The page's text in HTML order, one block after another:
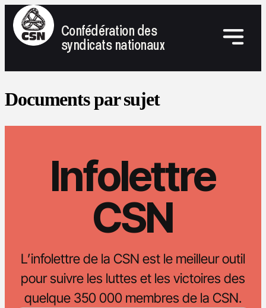
Confédération des
syndicats nationaux
Documents par sujet
Infolettre
CSN
L’infolettre de la CSN est le meilleur outil
pour suivre les luttes et les victoires des
quelque 350 000 membres de la CSN.